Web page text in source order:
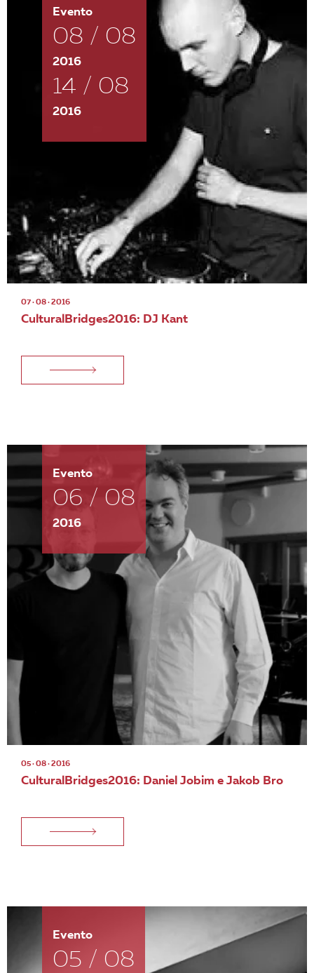
Evento
08 / 08
2016
14 / 08
2016
07 · 08 · 2016
CulturalBridges2016: DJ Kant
Evento
06 / 08
2016
05 · 08 · 2016
CulturalBridges2016: Daniel Jobim e Jakob Bro
Evento
05 / 08